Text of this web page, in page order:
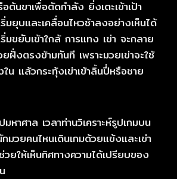
อต้นขาเพื่อตัดกำลัง ยิ่งเตะเข้าเป้า
ยุบและเคลื่อนไหวช้าลงอย่างเห็นได้
มขยับเข้าใกล้ การแทง เข่า จะกลาย
ฝั่งตรงข้ามทันที เพราะมวยเข่าจะใช้
น แล้วกระทุ้งเข่าเข้าลิ้นปี่หรือชาย
หาศาล เวลาท่านวิเคราะห์รูปเกมบน
มวยคนไหนเดินเกมด้วยแข้งและเข่า
ยให้เห็นทิศทางความได้เปรียบของ